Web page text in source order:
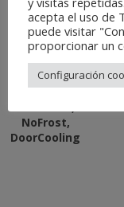
Frigorífico
Combi LG
GBP32DSLZN
– E,
NoFrost,
DoorCooling
acepta el uso de
puede visitar
proporcionar un
Configuración